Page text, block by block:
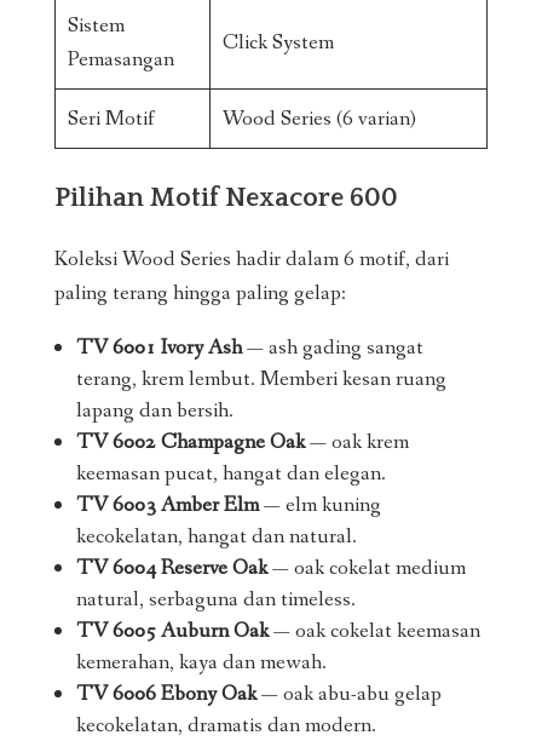
Sistem
Pemasangan
Click System
Seri Motif Wood Series (6 varian)
Pilihan Motif Nexacore 600
Koleksi Wood Series hadir dalam 6 motif, dari
paling terang hingga paling gelap:
TV 6001 Ivory Ash— ash gading sangat
terang, krem lembut. Memberi kesan ruang
lapang dan bersih.
TV 6002 Champagne Oak— oak krem
keemasan pucat, hangat dan elegan.
TV 6003 Amber Elm— elm kuning
kecokelatan, hangat dan natural.
TV 6004 Reserve Oak— oak cokelat medium
natural, serbaguna dan timeless.
TV 6005 Auburn Oak— oak cokelat keemasan
kemerahan, kaya dan mewah.
TV 6006 Ebony Oak— oak abu-abu gelap
kecokelatan, dramatis dan modern.